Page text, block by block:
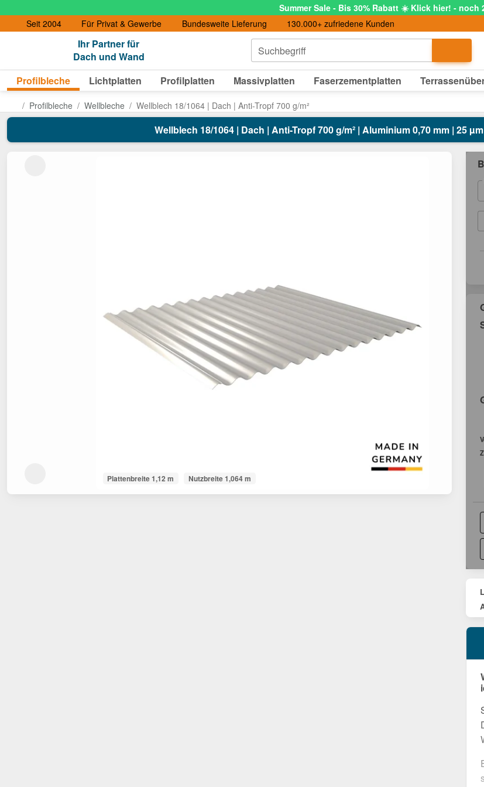
Summer Sale - Bis 30% Rabatt ☀️ Klick hier! - noch
Seit 2004
Für Privat & Gewerbe Bundesweite Lieferung 130.000+ zufriedene Kunden
Ihr Partner für
Dach und Wand
Suchbegriff
Profilbleche Lichtplatten Profilplatten Massivplatten Faserzementplatten
Profilbleche Wellbleche Wellblech 18/1064 | Dach | Anti-Tropf 700 g/m²
Wellblech 18/1064 | Dach | Anti-Tropf 700 g/m² | Aluminium 0,70 mm | 25
Plattenbreite 1,12 m Nutzbreite 1,064 m